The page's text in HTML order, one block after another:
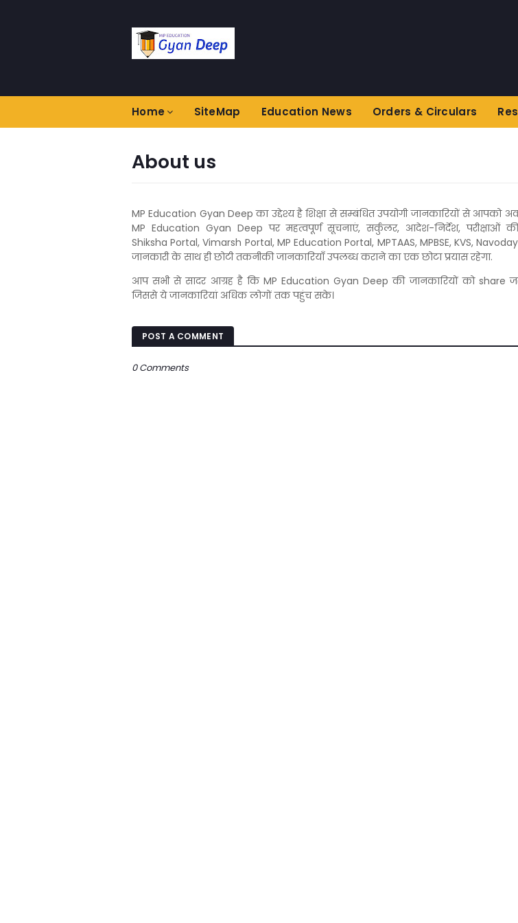
Home SiteMap Education News Orders & Circulars
About us
MP Education Gyan Deep का उद्देश्य है शिक्षा से सम्बंधित उपयोगी जानकारियों से आपको
MP Education Gyan Deep पर महत्वपूर्ण सूचनाएं, सर्कुलर, आदेश-निर्देश, परीक्षाओं
Shiksha Portal, Vimarsh Portal, MP Education Portal, MPTAAS, MPBSE, KVS,
जानकारी के साथ ही छोटी तकनीकी जानकारियाँ उपलब्ध कराने का एक छोटा प्रयास रहेगा.
आप सभी से सादर आग्रह है कि MP Education Gyan Deep की जानकारियों को share
जिससे ये जानकारियां अधिक लोगों तक पहुंच सके।
POST A COMMENT
0 Comments